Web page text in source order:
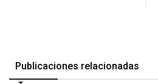
Publicaciones relacionadas